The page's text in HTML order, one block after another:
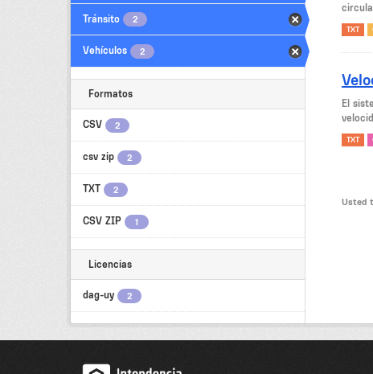
Tránsito 2
Vehículos 2
Formatos
CSV 2
csv zip 2
TXT 2
CSV ZIP 1
Licencias
dag-uy 2
TXT
El
TXT
Usted